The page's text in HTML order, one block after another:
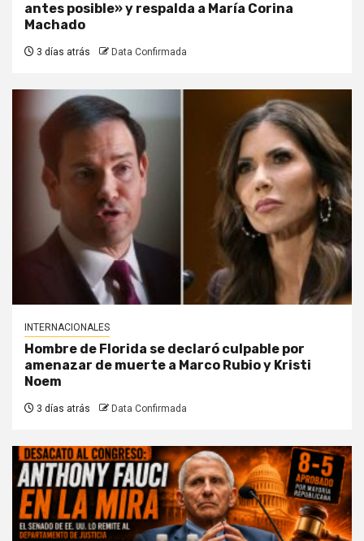
antes posible» y respalda a María Corina
Machado
3 días atrás Data Confirmada
INTERNACIONALES
Hombre de Florida se declaró culpable por
amenazar de muerte a Marco Rubio y Kristi
Noem
3 días atrás Data Confirmada